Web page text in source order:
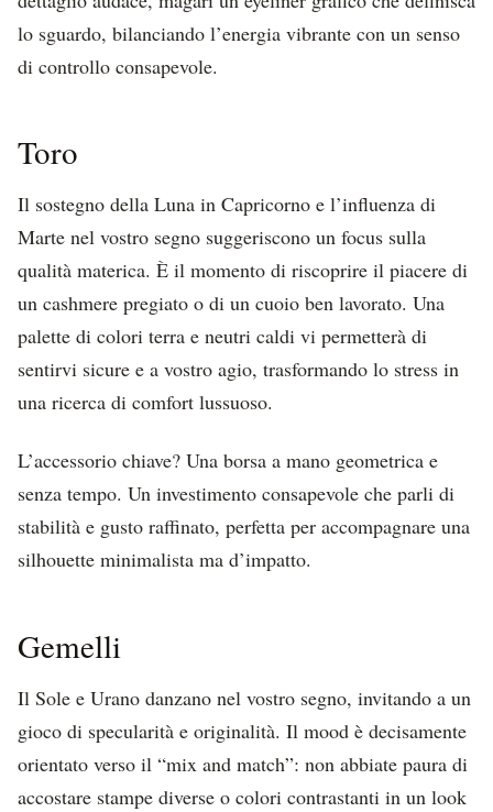
lo sguardo, bilanciando l’energia vibrante con un senso
di controllo consapevole.
Toro
Il sostegno della Luna in Capricorno e l’influenza di
Marte nel vostro segno suggeriscono un focus sulla
qualità materica. È il momento di riscoprire il piacere di
un cashmere pregiato o di un cuoio ben lavorato. Una
palette di colori terra e neutri caldi vi permetterà di
sentirvi sicure e a vostro agio, trasformando lo stress in
una ricerca di comfort lussuoso.
L’accessorio chiave? Una borsa a mano geometrica e
senza tempo. Un investimento consapevole che parli di
stabilità e gusto raffinato, perfetta per accompagnare una
silhouette minimalista ma d’impatto.
Gemelli
Il Sole e Urano danzano nel vostro segno, invitando a un
gioco di specularità e originalità. Il mood è decisamente
orientato verso il “mix and match”: non abbiate paura di
accostare stampe diverse o colori contrastanti in un look